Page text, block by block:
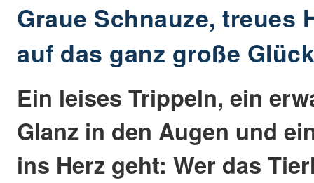
Graue Schnauze, treues
auf das ganz große
Ein leises Trippeln, ein
Glanz in den Augen und
ins Herz geht: Wer das